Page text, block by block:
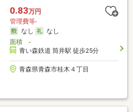
0.83万円
管理費等-
なし
なし
面積-
青い森鉄道 筒井駅 徒歩25分
青森県青森市桂木４丁目